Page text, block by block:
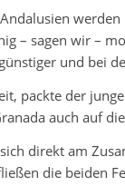
– sagen wir –
und bei
packte der
auch auf
direkt am
die beiden